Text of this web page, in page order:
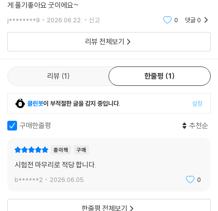
게 풀기좋아요 굿이에요~
j********9 2026.06.22. 신고 0 댓글0
리뷰 전체보기
리뷰 1 한줄평 1
클린봇이 부적절한 글을 감지 중입니다. 설정
구매한줄평 추천순
종이책 구매
시험전 마무리로 적당 합니다.
b******2 2026.06.05. 0
한줄평 전체보기